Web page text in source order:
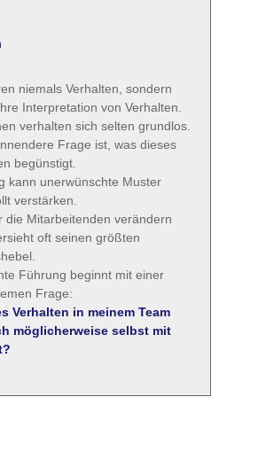
niemals Verhalten, sondern
Interpretation von Verhalten.
verhalten sich selten grundlos.
Frage ist, was dieses
begünstigt.
kann unerwünschte Muster
verstärken.
die Mitarbeitenden verändern
oft seinen größten
Führung beginnt mit einer
Frage:
Verhalten in meinem Team
möglicherweise selbst mit